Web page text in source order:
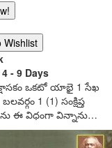
4 - 9 Days
ఒకటో యాభై 1 సేఖ
1 (1) సంక్షిప్త
ఈ విధంగా విన్నాను…